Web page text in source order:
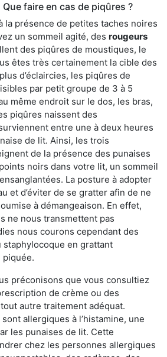
faire en cas de piqûres ?
la présence de petites taches noires
un sommeil agité, des rougeurs
des piqûres de moustiques, le
êtes très certainement la cible des
d’éclaircies, les piqûres de
par petit groupe de 3 à 5
même endroit sur le dos, les bras,
piqûres naissent des
entre une à deux heures
de lit. Ainsi, les trois
de la présence des punaises
noirs dans votre lit, un sommeil
La posture à adopter
et d’éviter de se gratter afin de ne
à démangeaison. En effet,
ne nous transmettent pas
nous courons cependant des
staphylocoque en grattant
piquée.
préconisons que vous consultiez
de crème ou des
autre traitement adéquat.
allergiques à l’histamine, une
les punaises de lit. Cette
chez les personnes allergiques